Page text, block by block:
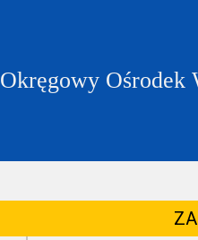
Okręgowy Ośrodek